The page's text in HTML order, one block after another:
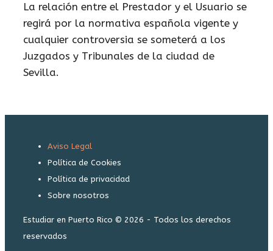
La relación entre el Prestador y el Usuario se
regirá por la normativa española vigente y
cualquier controversia se someterá a los
Juzgados y Tribunales de la ciudad de
Sevilla.
Aviso Legal
Política de Cookies
Política de privacidad
Sobre nosotros
Estudiar en Puerto Rico © 2026 - Todos los derechos
reservados